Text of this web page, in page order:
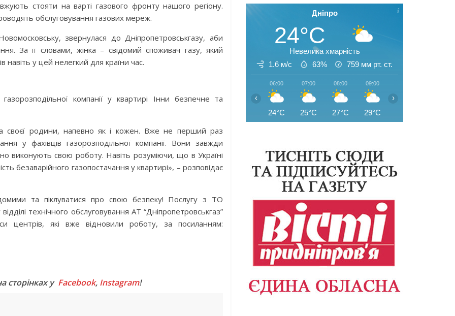
стояти на варті газового фронту нашого регіону.
обслуговування газових мереж.
звернулася до Дніпропетровськгазу, аби
За її словами, жінка – свідомий споживач газу, який
навіть у цей нелегкий для країни час.
компанії у квартирі Інни безпечне та
своєї родини, напевно як і кожен. Вже не перший раз
у фахівців газорозподільної компанії. Вони завжди
виконують свою роботу. Навіть розуміючи, що в Україні
безаварійного газопостачання у квартирі», – розповідає
та піклуватися про свою безпеку! Послугу з ТО
технічного обслуговування АТ “Дніпропетровськгаз”
центрів, які вже відновили роботу, за посиланням:
сторінках у Facebook, Instagram!
Дніпро
24°C
Невелика хмарність
1.6 м/с
63% 759 мм рт. ст.
06:00
24°C
07:00
25°C
08:00
27°C
09:00
29°C
‹ ›